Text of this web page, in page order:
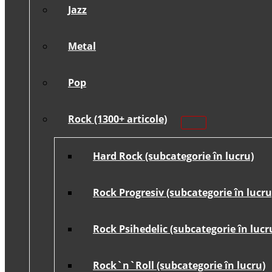
Jazz
Metal
Pop
Rock (1300+ articole)
Hard Rock (subcategorie în lucru)
Rock Progresiv (subcategorie în
Rock Psihedelic (subcategorie în
Rock`n`Roll (subcategorie în lucru)